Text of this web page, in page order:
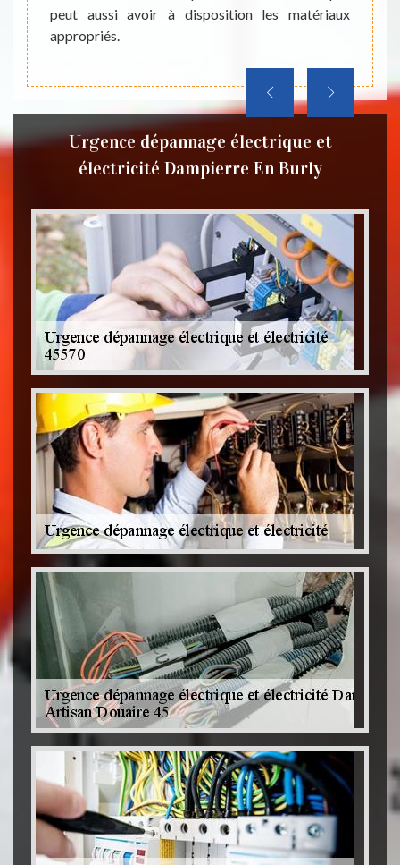
peut aussi avoir à disposition les matériaux
appropriés.
Urgence dépannage électrique et
électricité Dampierre En Burly